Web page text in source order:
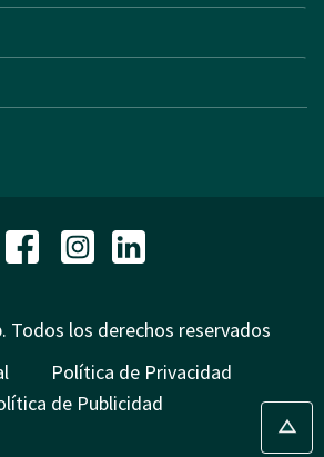
Todos los derechos reservados
Política de Privacidad
de Publicidad